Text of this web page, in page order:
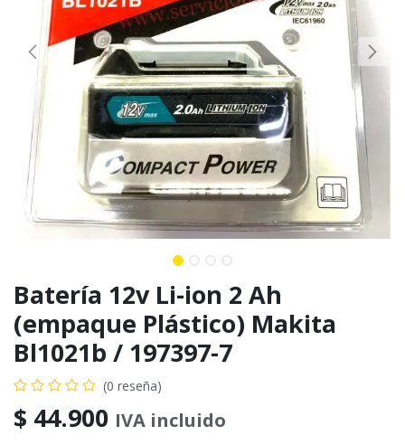
Batería 12v Li-ion 2 Ah
(empaque Plástico) Makita
Bl1021b / 197397-7
(0 reseña)
$ 44.900 IVA incluido